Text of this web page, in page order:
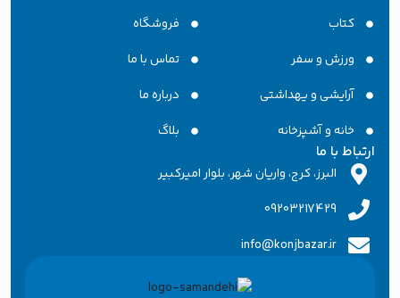
کتاب
ورزش و سفر
آرایشی و یهداشتی
خانه و آشپزخانه
فروشگاه
تماس با ما
درباره ما
بلاگ
با ما
البرز، کرج، واریان شهر، بلوار امیرکبیر
09203217429
info@konjbazar.ir